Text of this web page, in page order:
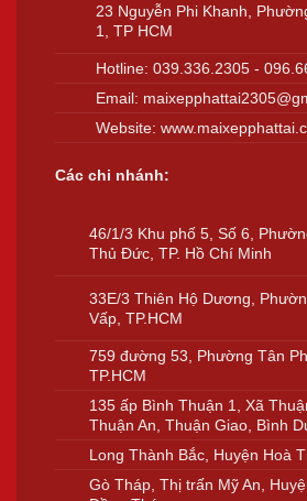
23 Nguyễn Phi Khanh,
1, TP HCM
Hotline:039.336.2305 -
Email:
Website:
Các chi nhánh:
46/1/3 Khu phố 5, Số 6,
Thủ Đức, TP. Hồ Chí Minh
33E/3 Thiên Hộ Dương,
Vấp, TP.HCM
759 đường 53, Phường Tân
TP.HCM
135 ấp Bình Thuận 1, Xã
Thuận An, Thuận Giao, Bình
Long Thành Bắc, Huyện Hoà
Gò Tháp, Thị trấn Mỹ An,